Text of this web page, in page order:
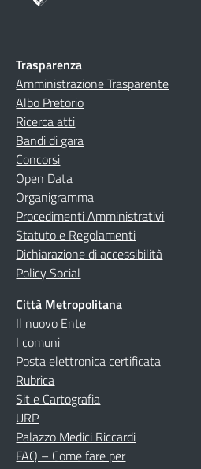
Trasparenza
Amministrazione Trasparente
Albo Pretorio
Ricerca atti
Bandi di gara
Concorsi
Open Data
Organigramma
Procedimenti Amministrativi
Statuto e Regolamenti
Dichiarazione di accessibilità
Policy Social
Città Metropolitana
Il nuovo Ente
I comuni
Posta elettronica certificata
Rubrica
Sit e Cartografia
URP
Palazzo Medici Riccardi
FAQ – Come fare per